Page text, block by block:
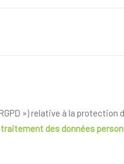
») relative à la
des données